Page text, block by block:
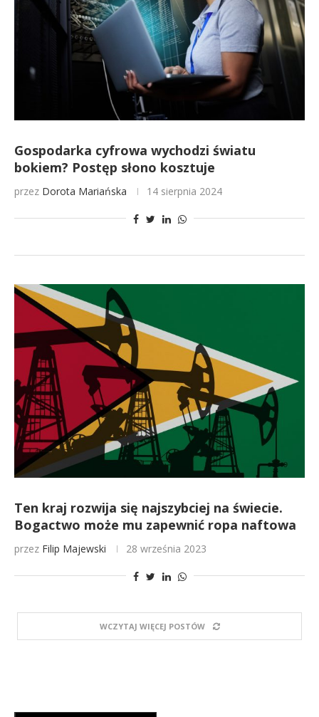
Gospodarka cyfrowa wychodzi światu
bokiem? Postęp słono kosztuje
przez Dorota Mariańska 14 sierpnia 2024
Ten kraj rozwija się najszybciej na świecie.
Bogactwo może mu zapewnić ropa naftowa
przez Filip Majewski 28 września 2023
WCZYTAJ WIĘCEJ POSTÓW